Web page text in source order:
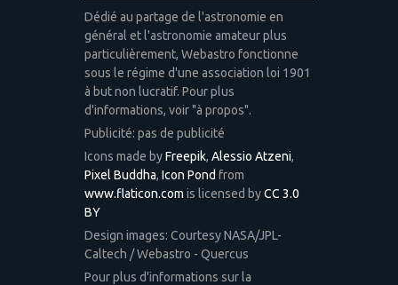
Dédié au partage de l'astronomie en
général et l'astronomie amateur plus
particulièrement, Webastro fonctionne
sous le régime d'une association loi 1901
à but non lucratif. Pour plus
d'informations, voir "à propos".
Publicité: pas de publicité
Icons made byFreepik, Alessio Atzeni,
Pixel Buddha, Icon Pond from
www.flaticon.com is licensed byCC 3.0
BY
Design images: Courtesy NASA/JPL-
Caltech / Webastro - Quercus
Pour plus d'informations sur la